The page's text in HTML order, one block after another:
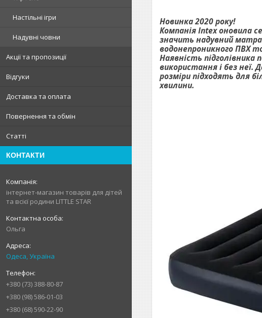
Настільні ігри
Надувні човни
Акції та пропозиції
Відгуки
Доставка та оплата
Повернення та обмін
Статті
КОНТАКТИ
інтернет-магазин товарів для дітей
та всієї родини LITTLE STAR
Ольга
Одеса, Україна
+380 (73) 388-80-87
+380 (98) 586-01-03
+380 (68) 590-22-90
Новинка 2020 року!
Компанія Intex оновила
значить надувний
водонепроникного ПВХ
Наявність
використання і без неї.
розміри підходять для
хвилини.